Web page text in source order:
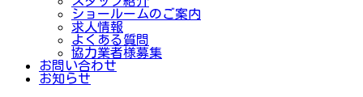
ショールームのご案内
求人情報
よくある質問
協力業者様募集
お問い合わせ
お知らせ